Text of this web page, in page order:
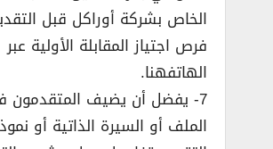
الخاص بشركة أوراكل قبل
فرص اجتياز المقابلة الأولية عبر
الهاتفهنا.
7- يفضل أن يضيف المتقدمون
الملف أو السيرة الذاتية أو